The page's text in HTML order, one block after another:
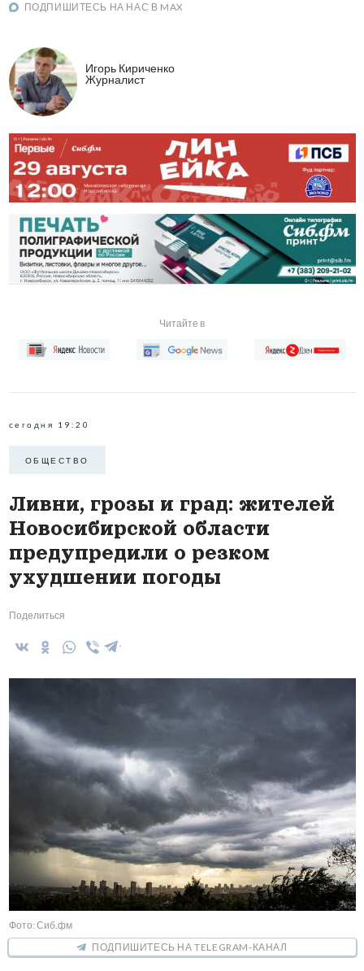
ПОДПИШИТЕСЬ НА НАС В MAX
Игорь Кириченко
Журналист
Читайте в
сегодня 19:20
ОБЩЕСТВО
Ливни, грозы и град: жителей
Новосибирской области
предупредили о резком
ухудшении погоды
Поделиться
Фото: Сиб.фм
ПОДПИШИТЕСЬ НА TELEGRAM-КАНАЛ